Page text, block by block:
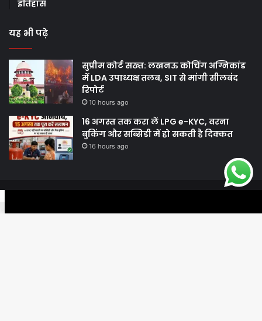
इतिहास
यह भी पढ़े
सुप्रीम कोर्ट सख्त: लखनऊ कोचिंग अग्निकांड
में LDA उपाध्यक्ष तलब, SIT से मांगी सीलबंद
रिपोर्ट
10 hours ago
16 अगस्त तक करा लें LPG e-KYC, वरना
बुकिंग और सब्सिडी में हो सकती है दिक्कत
16 hours ago
Facebook Twitter WhatsApp Telegram Viber